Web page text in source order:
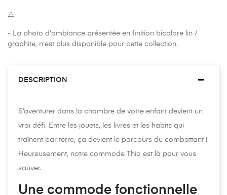
⚠️
- La photo d'ambiance présentée en finition bicolore lin /
graphite, n'est plus disponible pour cette collection.
DESCRIPTION
S’aventurer dans la chambre de votre enfant devient un
vrai défi. Entre les jouets, les livres et les habits qui
traînent par terre, ça devient le parcours du combattant !
Heureusement, notre commode Thio est là pour vous
sauver.
Une commode fonctionnelle